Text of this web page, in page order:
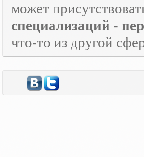
может
специализаций -
что-то из другой